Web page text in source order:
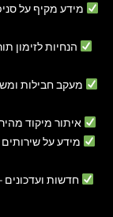
מידע מקיף על
הנחיות לזימון
מעקב חבילות
איתור מיקוד מהיר
מידע על שירותים
חדשות ועדכונים